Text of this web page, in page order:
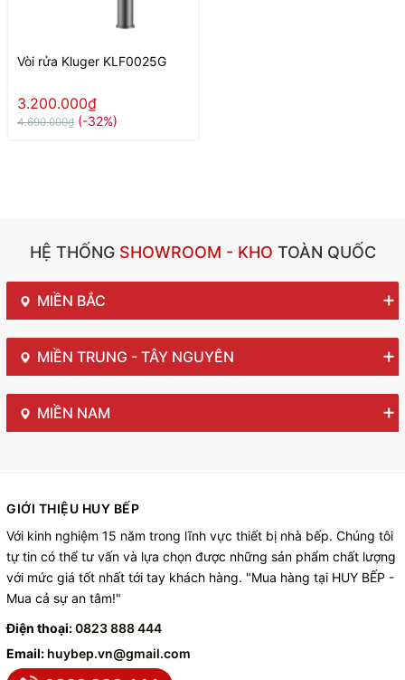
Vòi rửa Kluger KLF0025G
3.200.000₫
4.690.000₫ (-32%)
HỆ THỐNGSHOWROOM - KHO TOÀN QUỐC
MIỀN BẮC
MIỀN TRUNG - TÂY NGUYÊN
MIỀN NAM
GIỚI THIỆU HUY BẾP
Với kinh nghiệm 15 năm trong lĩnh vực thiết bị nhà bếp. Chúng tôi
tự tin có thể tư vấn và lựa chọn được những sản phẩm chất lượng
với mức giá tốt nhất tới tay khách hàng. "Mua hàng tại HUY BẾP -
Mua cả sự an tâm!"
Điện thoại:0823 888 444
Email: huybep.vn@gmail.com